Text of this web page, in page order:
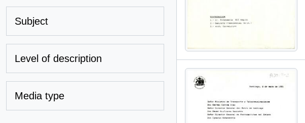
Subject
Level of description
Media type